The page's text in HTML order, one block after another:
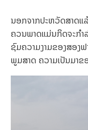
ນອກຈາກປະຫວັດສາດແ
ຄວນພາດແມ່ນກິດຈະກຳ
ຊົມຄວາມງາມຂອງສອ
ພູມສາດ ຄວາມເປັນມາ